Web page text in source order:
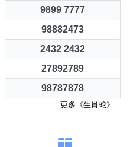
9899 7777
98882473
2432 2432
27892789
98787878
更多《生肖蛇》..